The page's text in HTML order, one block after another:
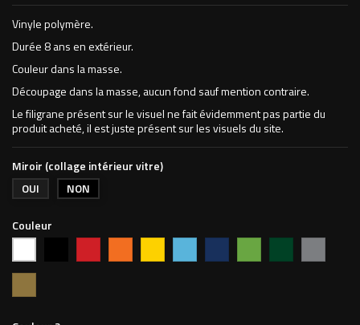
Vinyle polymère.
Durée 8 ans en extérieur.
Couleur dans la masse.
Découpage dans la masse, aucun fond sauf mention contraire.
Le filigrane présent sur le visuel ne fait évidemment pas partie du
produit acheté, il est juste présent sur les visuels du site.
Miroir (collage intérieur vitre)
OUI
NON
Couleur
vif
clair
foncé pommeforêt